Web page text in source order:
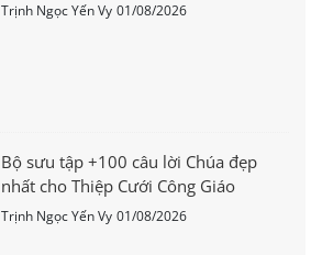
Trịnh Ngọc Yến Vy 01/08/2026
Bộ sưu tập +100 câu lời Chúa đẹp
nhất cho Thiệp Cưới Công Giáo
Trịnh Ngọc Yến Vy 01/08/2026